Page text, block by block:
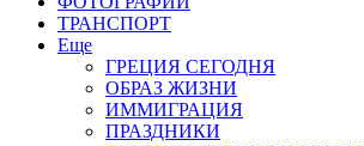
ТРАНСПОРТ
Еще
ГРЕЦИЯ СЕГОДНЯ
ОБРАЗ ЖИЗНИ
ИММИГРАЦИЯ
ПРАЗДНИКИ